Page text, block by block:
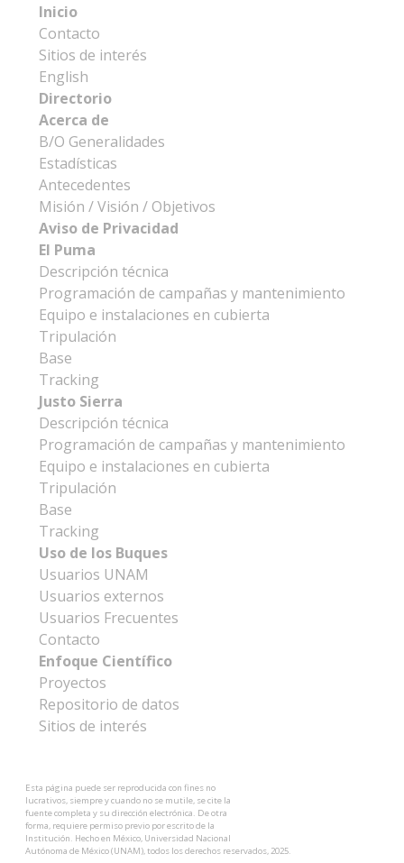
Inicio
Contacto
Sitios de interés
English
Directorio
Acerca de
B/O Generalidades
Estadísticas
Antecedentes
Misión / Visión / Objetivos
Aviso de Privacidad
El Puma
Descripción técnica
Programación de campañas y mantenimiento
Equipo e instalaciones en cubierta
Tripulación
Base
Tracking
Justo Sierra
Descripción técnica
Programación de campañas y mantenimiento
Equipo e instalaciones en cubierta
Tripulación
Base
Tracking
Uso de los Buques
Usuarios UNAM
Usuarios externos
Usuarios Frecuentes
Contacto
Enfoque Científico
Proyectos
Repositorio de datos
Sitios de interés
Esta página puede ser reproducida con fines no
lucrativos, siempre y cuando no se mutile, se cite la
fuente completa y su dirección electrónica. De otra
forma, requiere permiso previo por escrito de la
Institución. Hecho en México, Universidad Nacional
Autónoma de México (UNAM), todos los derechos reservados, 2025.